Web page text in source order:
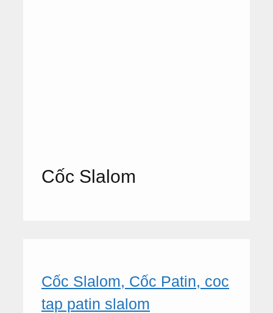
Cốc Slalom
Cốc Slalom, Cốc Patin, coc
tap patin slalom